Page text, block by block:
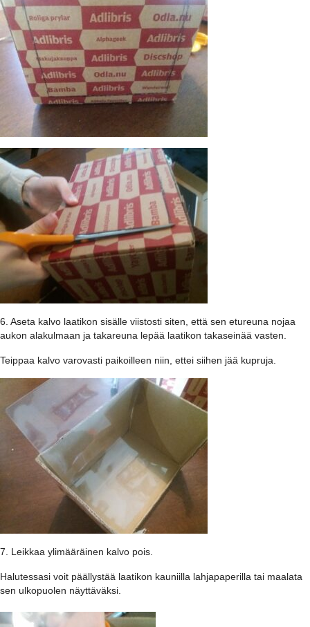
6. Aseta kalvo laatikon sisälle viistosti siten, että sen etureuna nojaa
aukon alakulmaan ja takareuna lepää laatikon takaseinää vasten.
Teippaa kalvo varovasti paikoilleen niin, ettei siihen jää kupruja.
7. Leikkaa ylimääräinen kalvo pois.
Halutessasi voit päällystää laatikon kauniilla lahjapaperilla tai maalata
sen ulkopuolen näyttäväksi.